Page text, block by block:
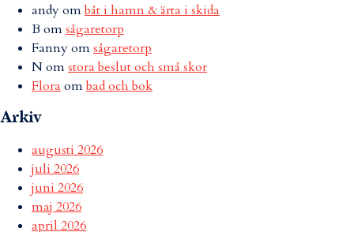
andyombåt i hamn & ärta i skida
B omsågaretorp
Fannyomsågaretorp
Nomstora beslut och små skor
Flora ombad och bok
Arkiv
augusti 2026
juli 2026
juni 2026
maj 2026
april 2026